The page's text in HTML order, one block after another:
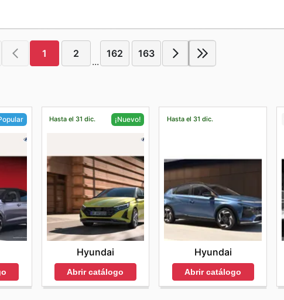
1 2
...
162 163
Hasta el 31 dic. ¡Nuevo!
Hyundai
Abrir catálogo
Hasta el 31 dic.
Hyundai
Abrir catálogo